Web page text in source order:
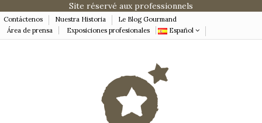
Site réservé aux professionnels
Contáctenos Nuestra Historia
Le Blog Gourmand
Área de prensa
Exposiciones profesionales Español